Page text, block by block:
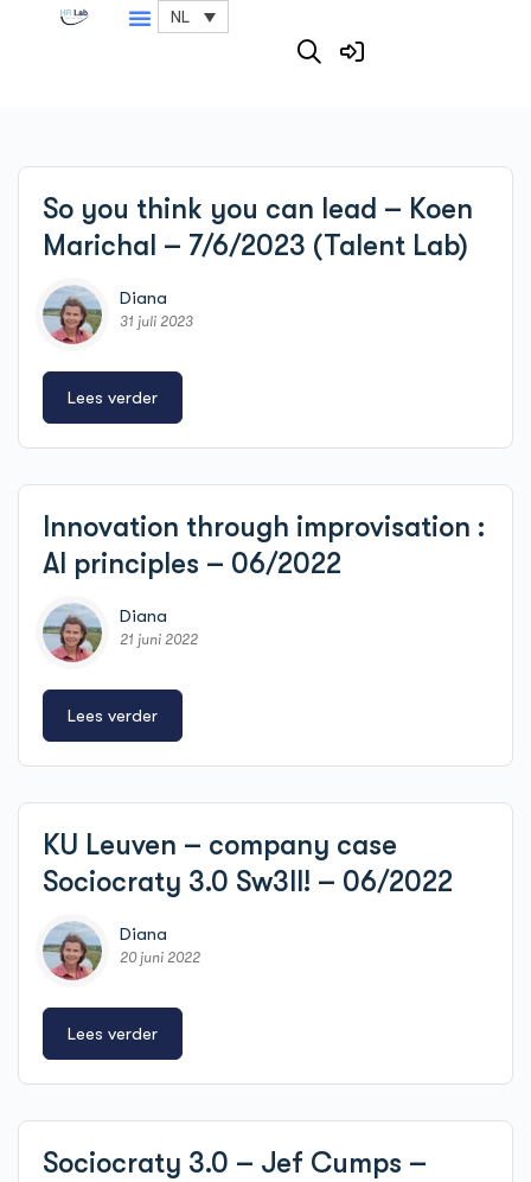
NL
So you think you can lead – Koen
Marichal – 7/6/2023 (Talent Lab)
Diana
31 juli 2023
Lees verder
Innovation through improvisation :
AI principles – 06/2022
Diana
21 juni 2022
Lees verder
KU Leuven – company case
Sociocraty 3.0 Sw3ll! – 06/2022
Diana
20 juni 2022
Lees verder
Sociocraty 3.0 – Jef Cumps –